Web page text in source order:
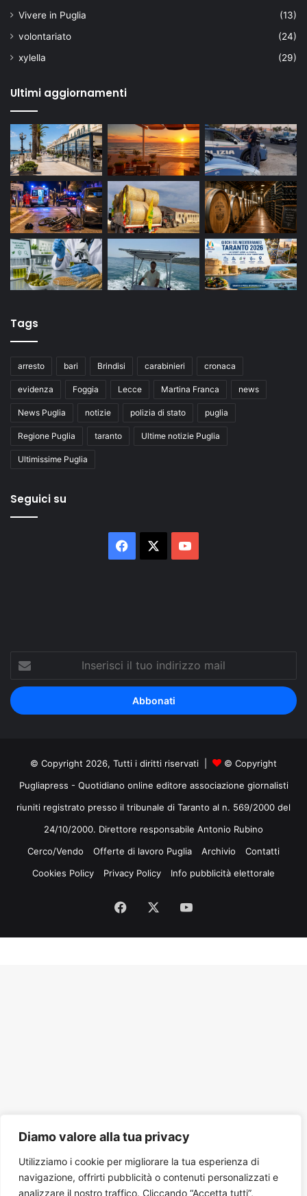
Diamo valore alla tua privacy
Utilizziamo i cookie per migliorare la tua esperienza di
navigazione, offrirti pubblicità o contenuti personalizzati e
analizzare il nostro traffico. Cliccando “Accetta tutti”,
Vivere in Puglia
(13)
volontariato
(24)
xylella
(29)
Ultimi aggiornamenti
Tags
arresto bari Brindisi carabinieri cronaca
evidenza Foggia Lecce Martina Franca news
News Puglia notizie polizia di stato puglia
Regione Puglia taranto Ultime notizie Puglia
Ultimissime Puglia
Seguici su
Facebook
Inserisci
tuo
indirizzo
mail
© Copyright 2026, Tutti i diritti riservati |
© Copyright
Pugliapress - Quotidiano online editore associazione giornalisti
riuniti registrato presso il tribunale di Taranto al n. 569/2000 del
24/10/2000. Direttore responsabile Antonio Rubino
Cerco/Vendo
Offerte di lavoro Puglia Archivio
Contatti
Cookies Policy
Privacy Policy Info pubblicità elettorale
Facebook
Tube